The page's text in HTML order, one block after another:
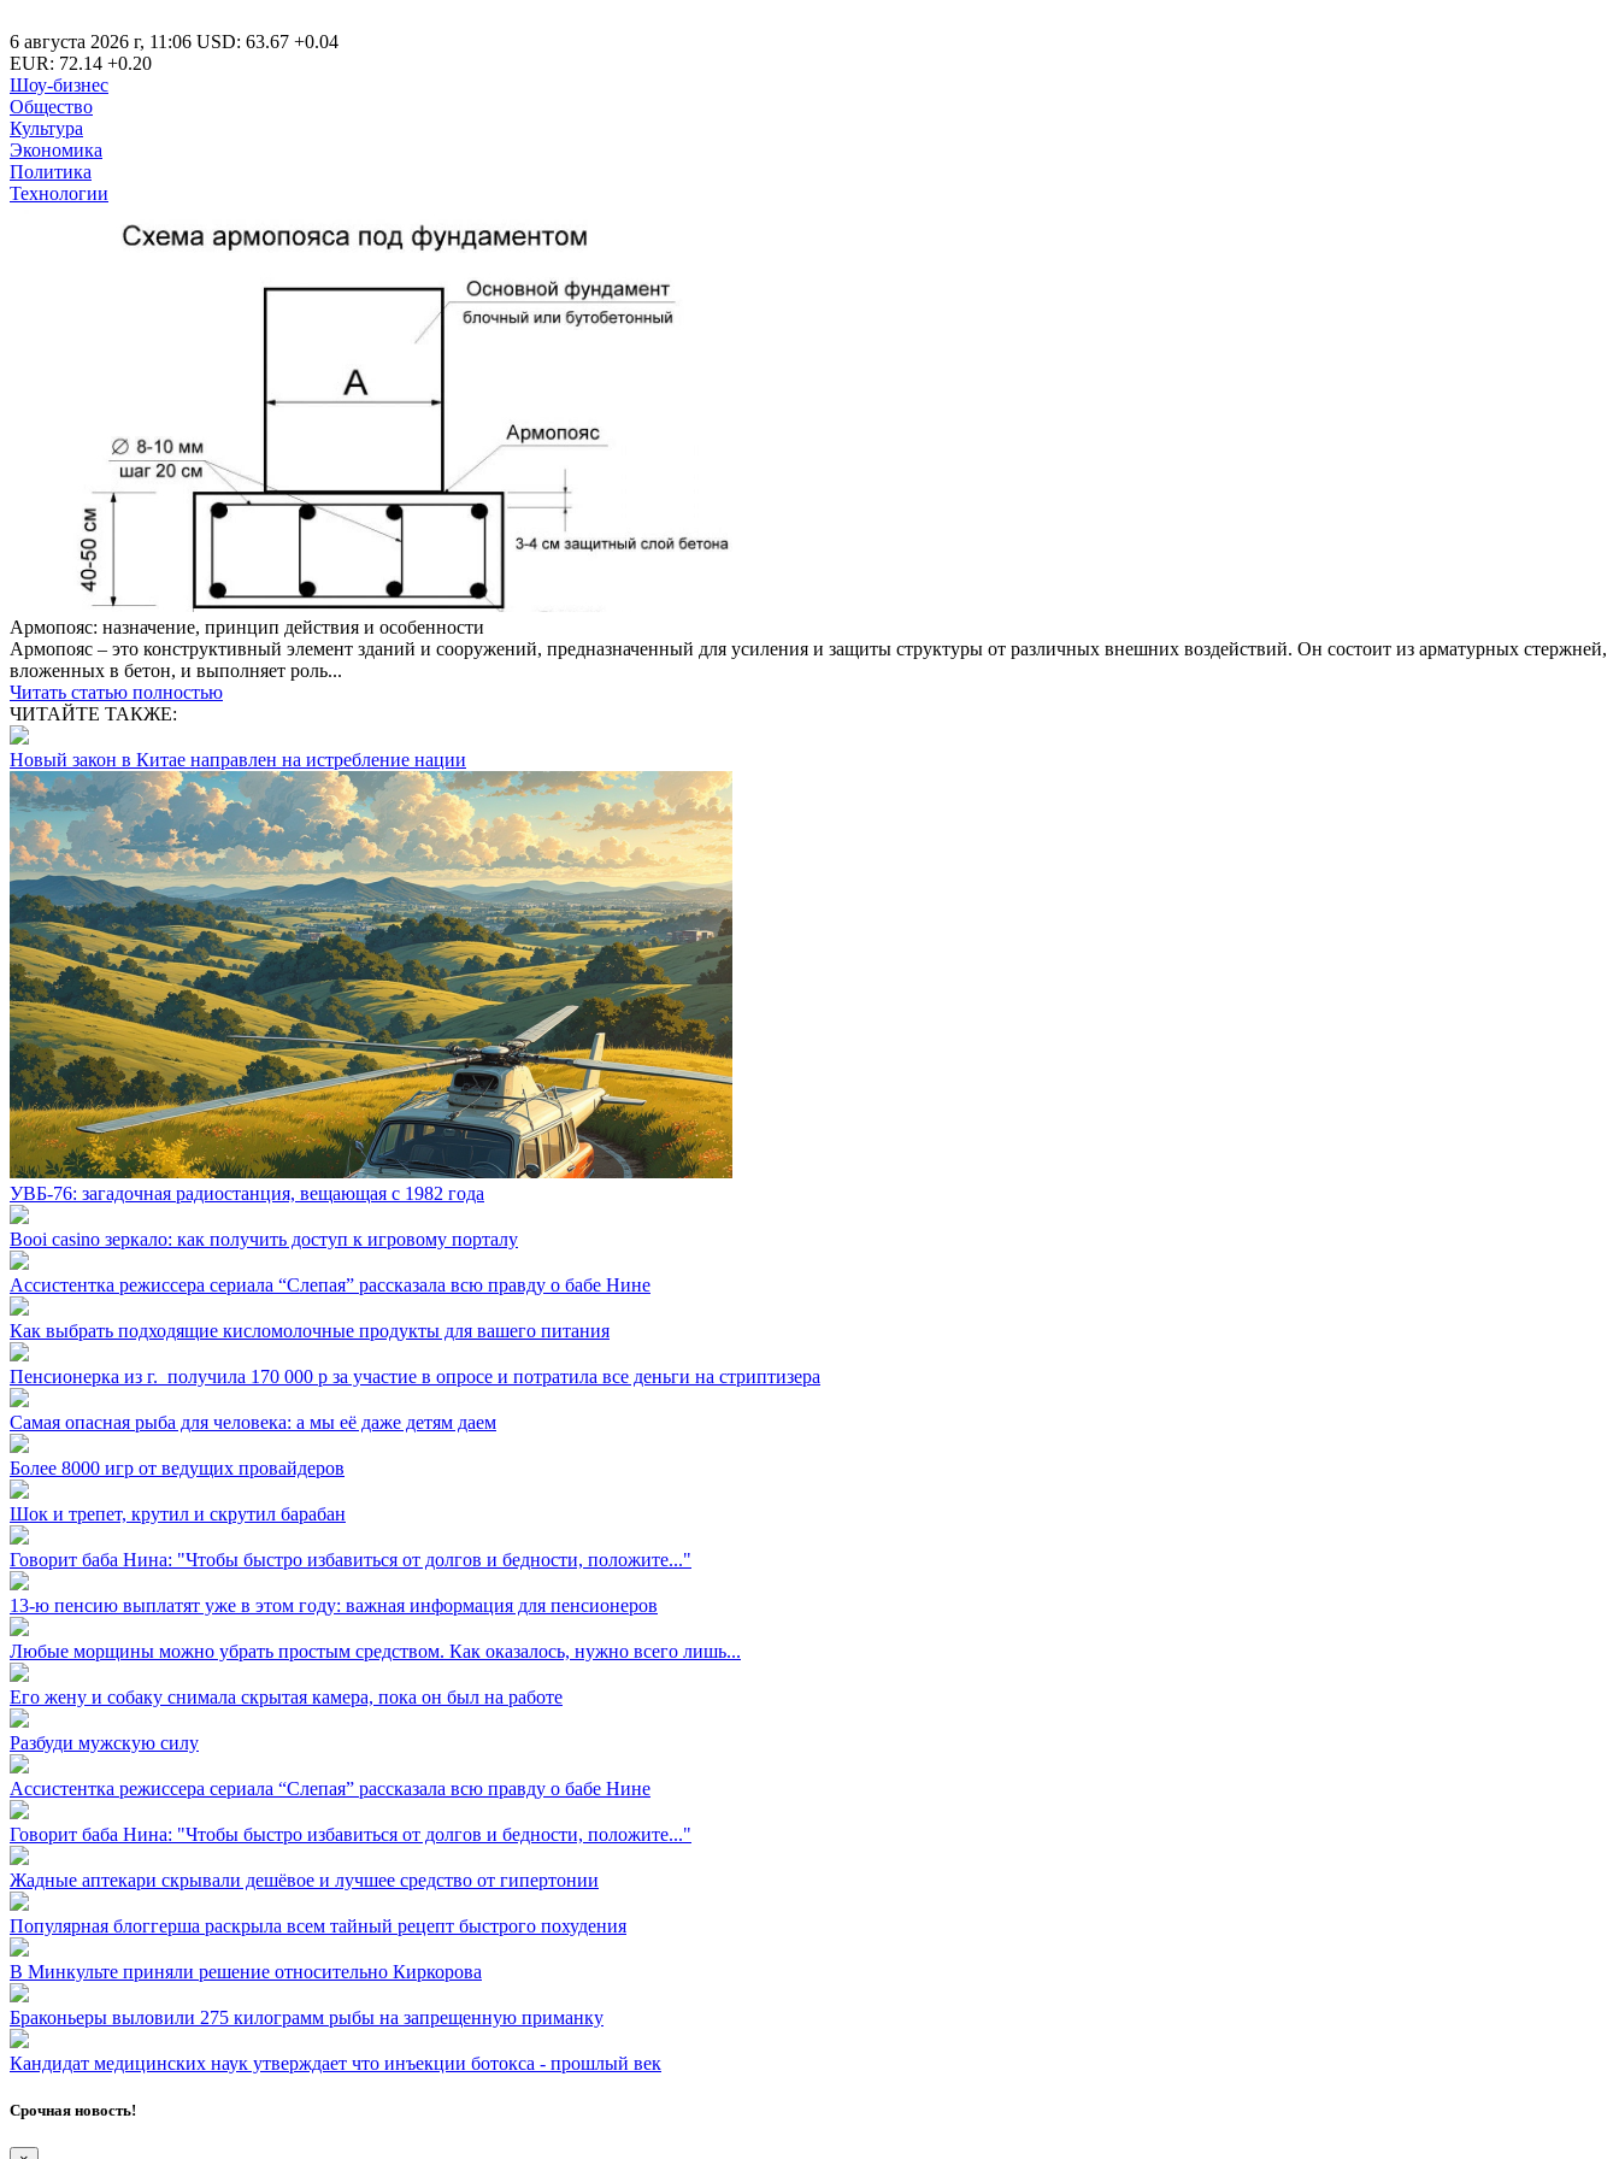
6 августа 2026 г, 11:06 USD: 63.67 +0.04
EUR: 72.14 +0.20
Шоу-бизнес
Общество
Культура
Экономика
Политика
Технологии
Армопояс: назначение, принцип действия и особенности
Армопояс – это конструктивный элемент зданий и сооружений, предназначенный для усиления и защиты структуры от различных внешних воздействий. Он состоит из арматурных стержней,
вложенных в бетон, и выполняет роль...
Читать статью полностью
ЧИТАЙТЕ ТАКЖЕ:
Новый закон в Китае направлен на истребление нации
УВБ-76: загадочная радиостанция, вещающая с 1982 года
Booi casino зеркало: как получить доступ к игровому порталу
Ассистентка режиссера сериала “Слепая” рассказала всю правду о бабе Нине
Как выбрать подходящие кисломолочные продукты для вашего питания
Пенсионерка из г. ⁣ получила 170 000 р за участие в опросе и потратила все деньги на стриптизера
Самая опасная рыба для человека: а мы её даже детям даем
Более 8000 игр от ведущих провайдеров
Шок и трепет, крутил и скрутил барабан
Говорит баба Нина: "Чтобы быстро избавиться от долгов и бедности, положите..."
13-ю пенсию выплатят уже в этом году: важная информация для пенсионеров
Любые морщины можно убрать простым средством. Как оказалось, нужно всего лишь...
Его жену и собаку снимала скрытая камера, пока он был на работе
Разбуди мужскую силу
Ассистентка режиссера сериала “Слепая” рассказала всю правду о бабе Нине
Говорит баба Нина: "Чтобы быстро избавиться от долгов и бедности, положите..."
Жадные аптекари скрывали дешёвое и лучшее средство от гипертонии
Популярная блоггерша раскрыла всем тайный рецепт быстрого похудения
В Минкульте приняли решение относительно Киркорова
Браконьеры выловили 275 килограмм рыбы на запрещенную приманку
Кандидат медицинских наук утверждает что инъекции ботокса - прошлый век
Срочная новость!